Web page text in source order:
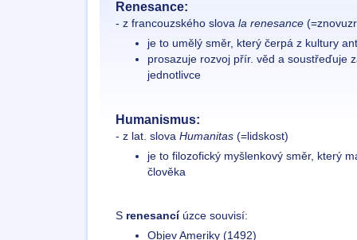
Renesance:
- z francouzského slova la renesance
je to umělý směr, který čerpá z kultury
prosazuje rozvoj přír. věd a soustřeďuje
jednotlivce
Humanismus:
- z lat. slova Humanitas (=lidskost)
je to filozofický myšlenkový směr, který
člověka
S renesancí úzce souvisí:
Objev Ameriky (1492)